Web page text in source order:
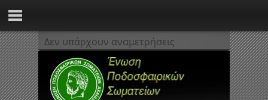
Δεν υπάρχουν αναμετρήσεις